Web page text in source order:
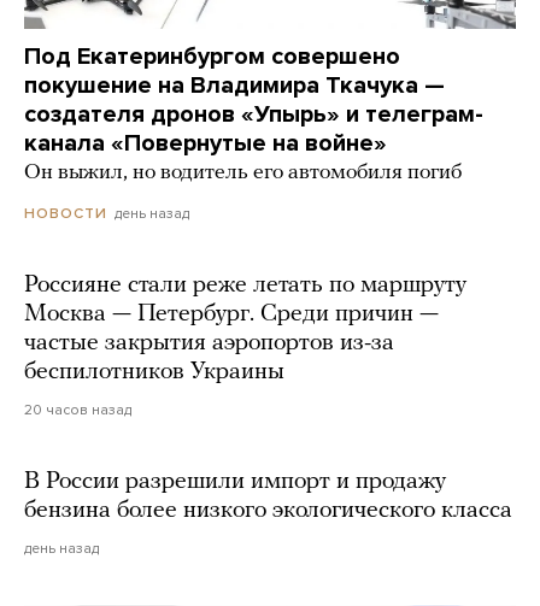
Под Екатеринбургом совершено
покушение на Владимира Ткачука —
создателя дронов «Упырь» и телеграм-
канала «Повернутые на войне»
Он выжил, но водитель его автомобиля погиб
НОВОСТИ день назад
Россияне стали реже летать по маршруту
Москва — Петербург. Среди причин —
частые закрытия аэропортов из-за
беспилотников Украины
20 часов назад
В России разрешили импорт и продажу
бензина более низкого экологического класса
день назад